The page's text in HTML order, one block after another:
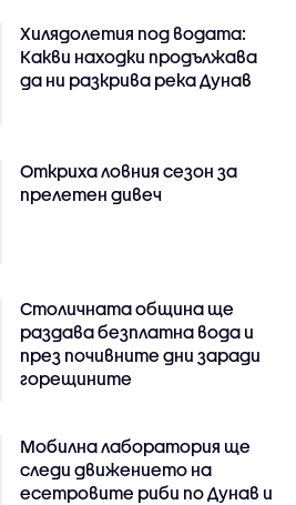
Хилядолетия под водата:
Какви находки продължава
да ни разкрива река Дунав
Откриха ловния сезон за
прелетен дивеч
Столичната община ще
раздава безплатна вода и
през почивните дни заради
горещините
Мобилна лаборатория ще
следи движението на
есетровите риби по Дунав и